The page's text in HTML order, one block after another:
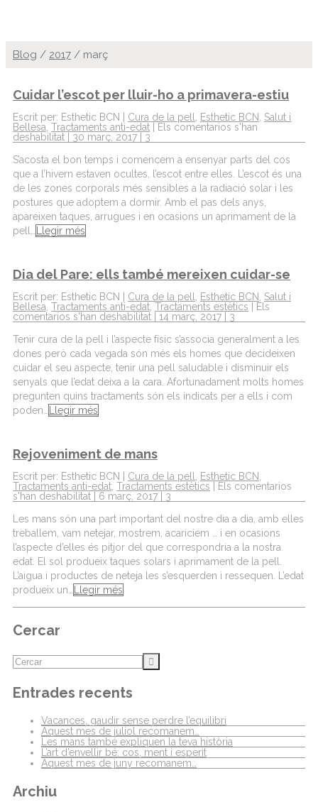
Blog / 2017 / març
Cuidar l’escot per lluir-ho a primavera-estiu
Escrit per: Esthetic BCN | Cura de la pell Esthetic BCN
Salut i
Bellesa Tractaments anti-edat
Els comentarios s'han
deshabilitat | 30 març, 2017 | 3
S’acosta el bon temps i comencem a ensenyar parts del cos
que a l’hivern estaven ocultes, l’escot entre elles. L’escot és una
de les zones corporals més sensibles a la radiació solar i les
postures que adoptem a dormir. Amb el pas dels anys,
apareixen taques, arrugues i en ocasions un aprimament de la
pell…
Llegir més
Dia del Pare: ells també mereixen cuidar-se
Escrit per: Esthetic BCN | Cura de la pell Esthetic BCN
Salut i
Bellesa Tractaments anti-edat Tractaments estètics
Els
comentarios s'han deshabilitat | 14 març, 2017 | 3
Tenir cura de la pell i l’aspecte físic s’associa generalment a les
dones però cada vegada són més els homes que decideixen
cuidar el seu aspecte, tenir una pell saludable i disminuir els
senyals que l’edat deixa a la cara. Afortunadament molts homes
pregunten quins tractaments són els indicats per a ells i com
poden…
Llegir més
Rejoveniment de mans
Escrit per: Esthetic BCN | Cura de la pell Esthetic BCN
Tractaments anti-edat Tractaments estètics
Els comentarios
s'han deshabilitat | 6 març, 2017 | 3
Les mans són una part important del nostre dia a dia, amb elles
treballem, vam netejar, mostrem, acariciem … i en ocasions
l’aspecte d’elles és pitjor del que correspondria a la nostra
edat. El sol produeix taques solars i aprimament de la pell.
L’aigua i productes de neteja les s’esquerden i ressequen. L’edat
produeix un…
Llegir més
Cercar
Entrades recents
Vacances, gaudir sense perdre l’equilibri
Aquest mes de juliol recomanem…
Les mans també expliquen la teva història
L’art d’envellir bé: cos, ment i esperit
Aquest mes de juny recomanem…
Archiu